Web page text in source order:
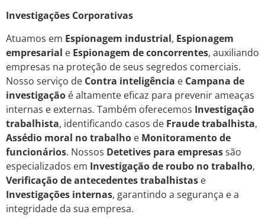
Investigações Corporativas
Atuamos em Espionagem industrial, Espionagem
empresarial e Espionagem de concorrentes, auxiliando
empresas na proteção de seus segredos comerciais.
Nosso serviço de Contra inteligência e Campana de
investigação é altamente eficaz para prevenir ameaças
internas e externas. Também oferecemos Investigação
trabalhista, identificando casos de Fraude trabalhista,
Assédio moral no trabalho e Monitoramento de
funcionários. Nossos Detetives para empresassão
especializados em Investigação de roubo no trabalho,
Verificação de antecedentes trabalhistas e
Investigações internas, garantindo a segurança e a
integridade da sua empresa.